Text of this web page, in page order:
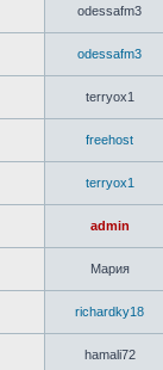
odessafm3
odessafm3
terryox1
freehost
terryox1
admin
Мария
richardky18
hamali72